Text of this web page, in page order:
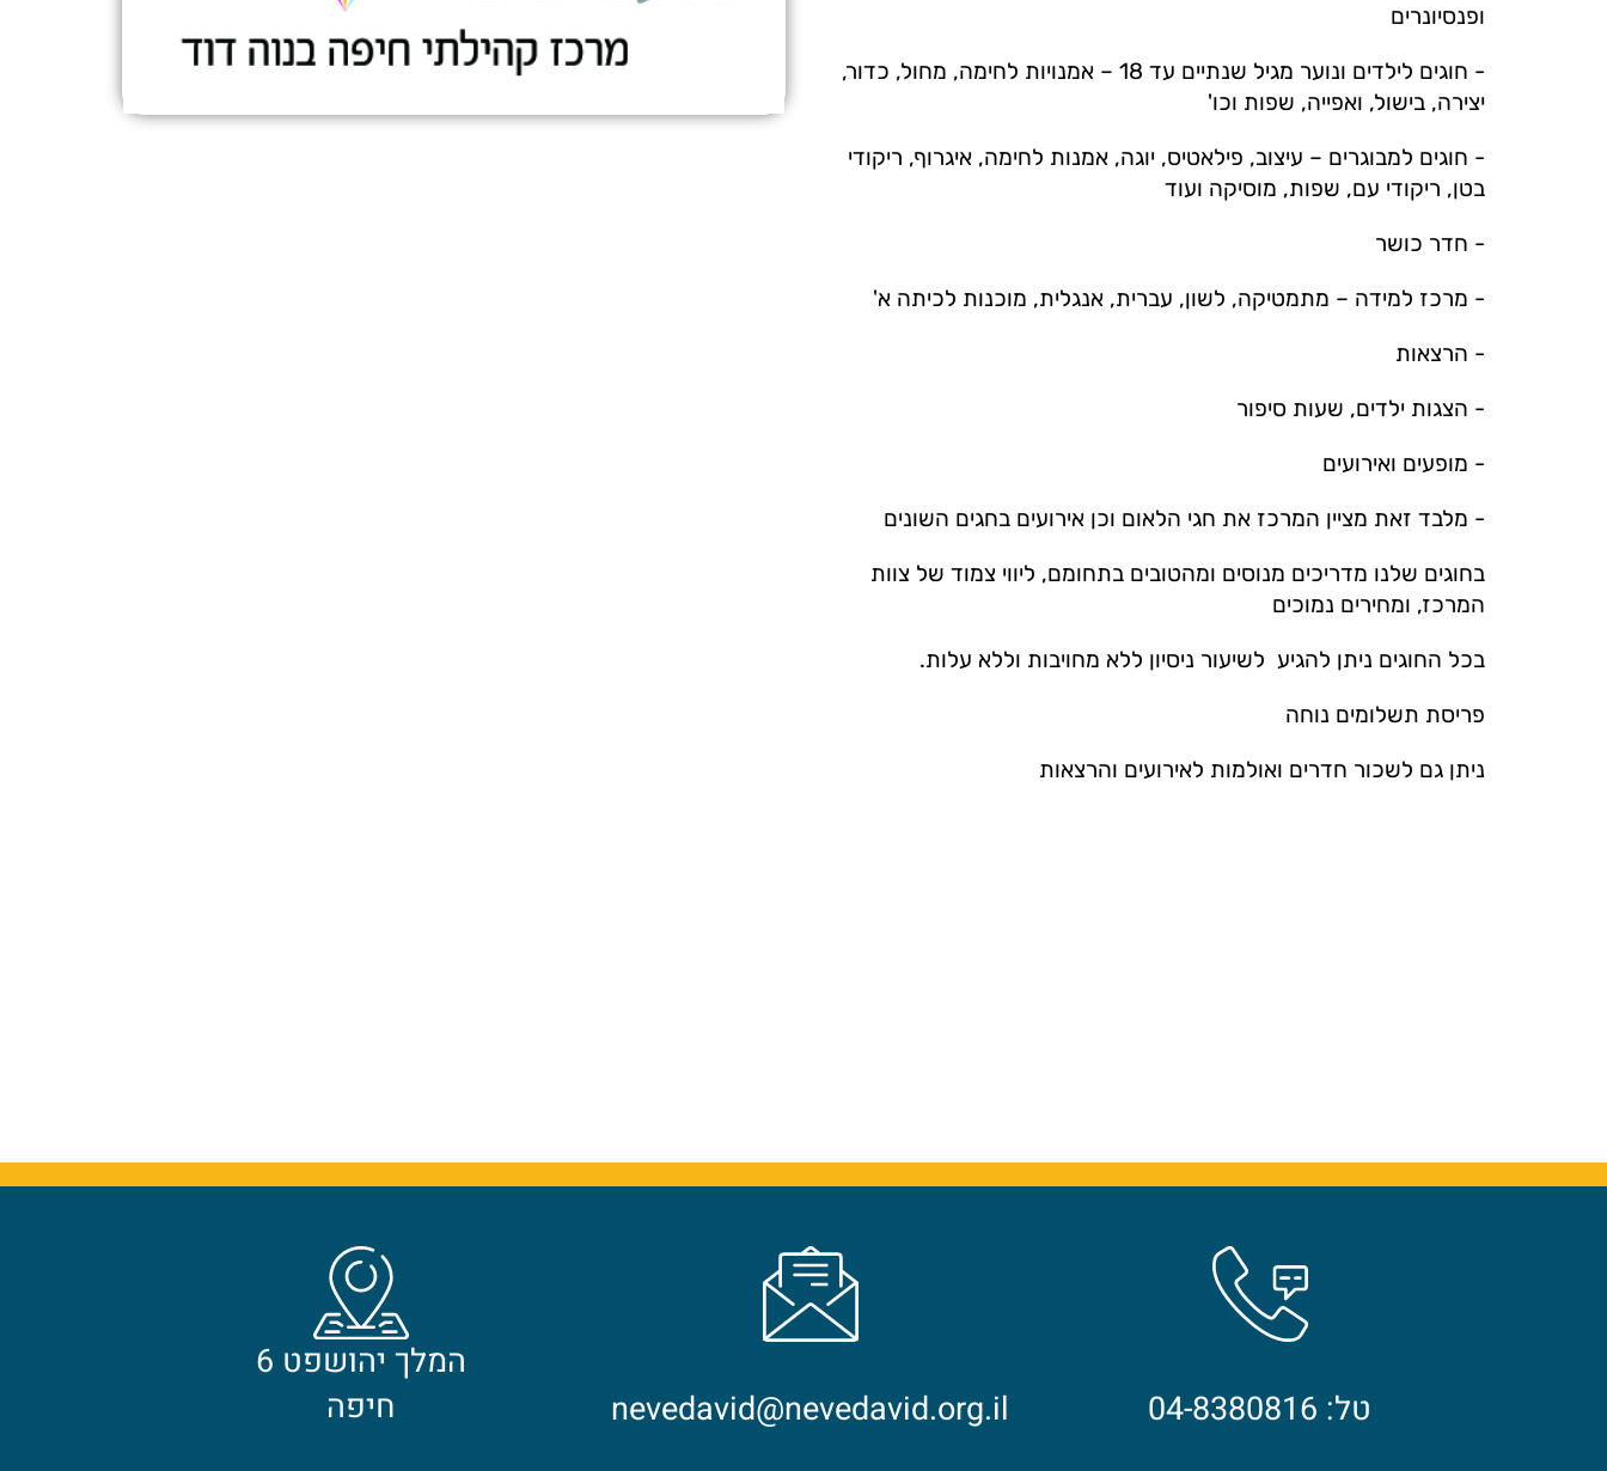
ופנסיונרים
- חוגים לילדים ונוער מגיל שנתיים עד 18 – אמנויות לחימה, מחול, כדור,
יצירה, בישול, ואפייה, שפות וכו'
- חוגים למבוגרים – עיצוב, פילאטיס, יוגה, אמנות לחימה, איגרוף, ריקודי
בטן, ריקודי עם, שפות, מוסיקה ועוד
- חדר כושר
- מרכז למידה – מתמטיקה, לשון, עברית, אנגלית, מוכנות לכיתה א'
- הרצאות
- הצגות ילדים, שעות סיפור
- מופעים ואירועים
- מלבד זאת מציין המרכז את חגי הלאום וכן אירועים בחגים השונים
בחוגים שלנו מדריכים מנוסים ומהטובים בתחומם, ליווי צמוד של צוות
המרכז, ומחירים נמוכים
בכל החוגים ניתן להגיע לשיעור ניסיון ללא מחויבות וללא עלות.
פריסת תשלומים נוחה
ניתן גם לשכור חדרים ואולמות לאירועים והרצאות
טל: 04-8380816 nevedavid@nevedavid.org.il
המלך יהושפט 6
חיפה